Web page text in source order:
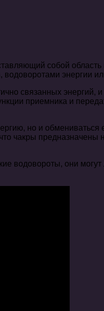
собой
энергии
связанных
приемника и
но и
чакры
водовороты, они